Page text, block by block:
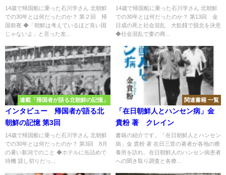
14歳で帰国船に乗った石川学さん 北朝鮮
での30年とは何だったのか？ 第２回 帰
国前夜 ◆「朝鮮は考えているほど良い国
じゃないよ」と言った友...
14歳で帰国船に乗った石川学さん 北朝鮮
での30年とは何だったのか？ 第13回 金
日成の死と社会混乱 大飢饉で脱北を決意
◆社会混乱で妻の商...
連載「帰国者が語る北朝鮮の記憶」
インタビュー 帰国者が語る北
朝鮮の記憶 第3回
14歳で帰国船に乗った石川学さん 北朝鮮
での30年とは何だったのか？ 第3回 8月
の暑い新潟でのこと ◆ホテルに缶詰めで
待機 貸し切りだっ...
関連書籍 一覧
「在日朝鮮人とハンセン病」金
貴粉 著 クレイン
書籍の紹介です。「在日朝鮮人とハンセン
病」金 貴粉 著 在日三世の著者が各地の療
養所を訪れ、在日朝鮮人のハンセン病患者
への聞き取り調査と各療...